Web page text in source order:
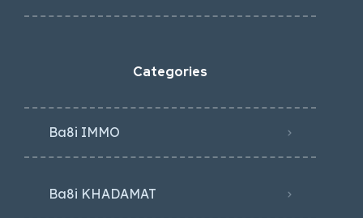
Categories
Ba8i IMMO
Ba8i KHADAMAT